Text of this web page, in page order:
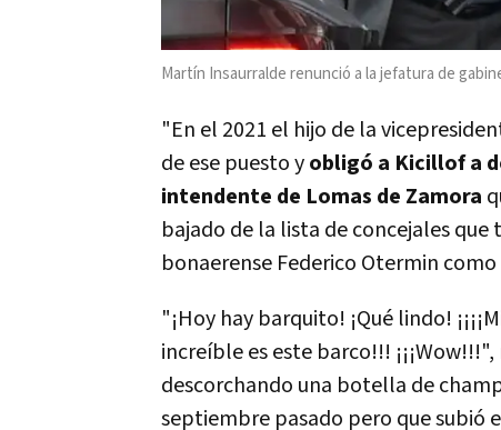
Martín Insaurralde renunció a la jefatura de
"En el 2021 el hijo de la
de ese puesto yobligó a Kicillof a
intendente de Lomas de Zamora
bajado de la lista de concejales
bonaerense Federico Otermin
"¡Hoy hay barquito! ¡Qué lindo!
increíble es este barco!!!
descorchando una botella de
septiembre pasado pero que subió